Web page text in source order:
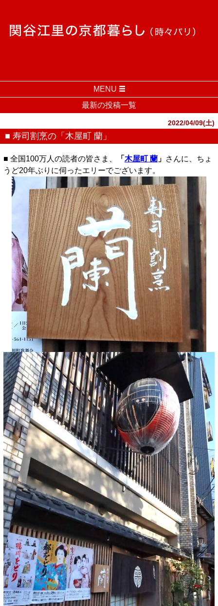
MENU
最新の投稿一覧
2022/04/09(土)
■ 寿司割烹の「木屋町 蘭」
■ 全国100万人の読者の皆さま、 「 木屋町 蘭」 さんに、ちょ
うど20年ぶりに伺ったエリーでございます。